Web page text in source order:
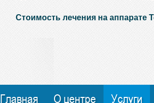
Стоимость лечения на аппарате
Главная О центре Услуги